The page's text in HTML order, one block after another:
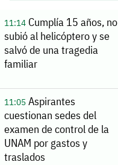
11:14Cumplía 15 años, no
subió al helicóptero y se
salvó de una tragedia
familiar
11:05Aspirantes
cuestionan sedes del
examen de control de la
UNAM por gastos y
traslados